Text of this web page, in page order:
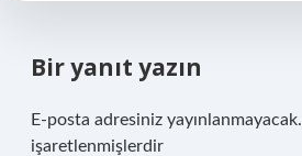
Bir yanıt yazın
E-posta adresiniz yayınlanmayacak.
işaretlenmişlerdir